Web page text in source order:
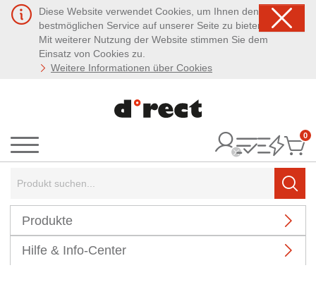
Diese Website verwendet Cookies, um Ihnen den
bestmöglichen Service auf unserer Seite zu bieten.
Mit weiterer Nutzung der Website stimmen Sie dem
Einsatz von Cookies zu.
Weitere Informationen über Cookies
Menü
0
Produkte
Hilfe & Info-Center